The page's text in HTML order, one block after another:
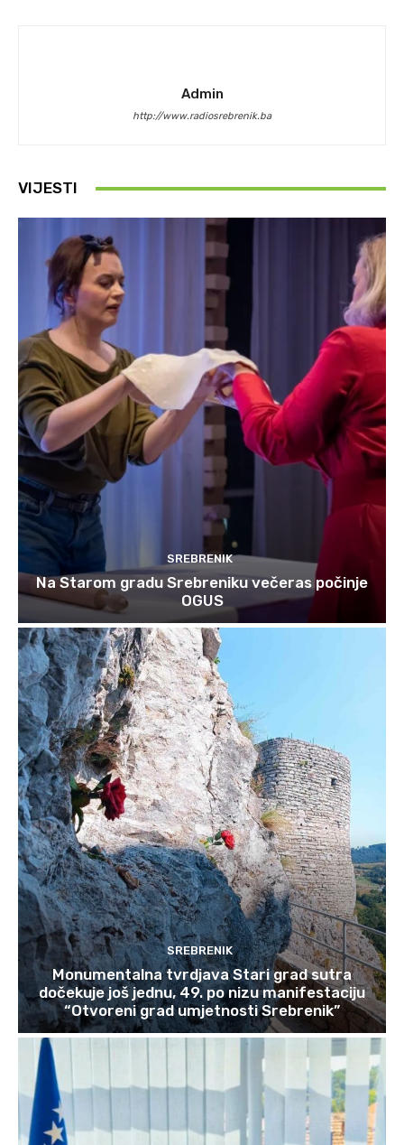
Admin
http://www.radiosrebrenik.ba
VIJESTI
SREBRENIK
Na Starom gradu Srebreniku večeras počinje
OGUS
SREBRENIK
Monumentalna tvrdjava Stari grad sutra
dočekuje još jednu, 49. po nizu manifestaciju
“Otvoreni grad umjetnosti Srebrenik”